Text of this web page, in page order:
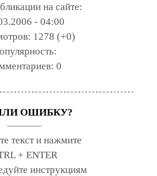
на сайте:
- 04:00
1278 (+0)
0
ОШИБКУ?
текст и нажмите
+ ENTER
инструкциям